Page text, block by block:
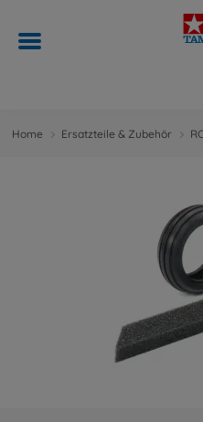
Home Ersatzteile & Zubehör